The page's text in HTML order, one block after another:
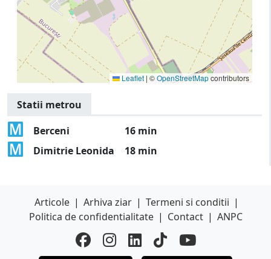
Leaflet | ©OpenStreetMapcontributors
Statii metrou
Berceni
16 min
Dimitrie Leonida
18 min
Articole | Arhiva ziar | Termeni si conditii |
Politica de confidentialitate | Contact | ANPC